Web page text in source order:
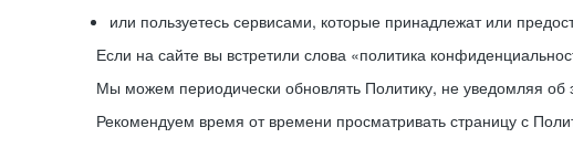
или пользуетесь сервисами, которые принадлежат или
Если на сайте вы встретили слова «политика
Мы можем периодически обновлять Политику, не уведомляя об
Рекомендуем время от времени просматривать страницу с